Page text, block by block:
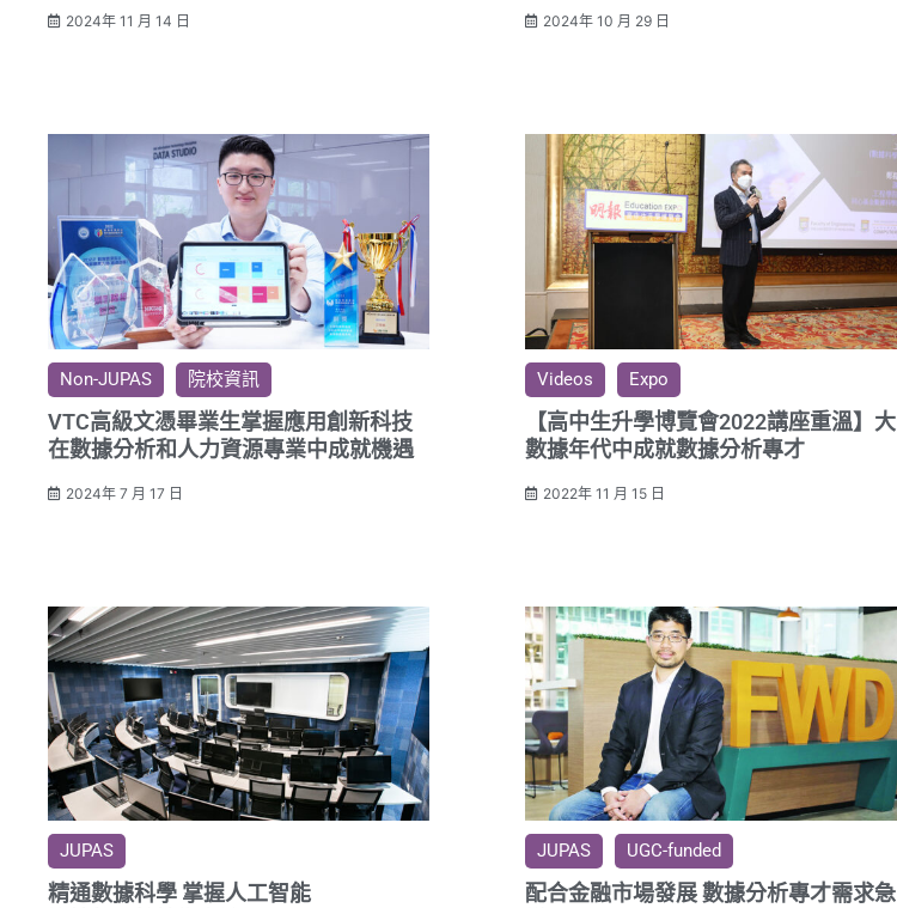
2024年 11 月 14 日 2024年 10 月 29 日
Non-JUPAS 院校資訊
VTC高級文憑畢業生掌握應用創新科技
在數據分析和人力資源專業中成就機遇
2024年 7 月 17 日
Videos Expo
【高中生升學博覽會2022講座重溫】大
數據年代中成就數據分析專才
2022年 11 月 15 日
JUPAS
精通數據科學 掌握人工智能
JUPAS UGC-funded
配合金融市場發展 數據分析專才需求急